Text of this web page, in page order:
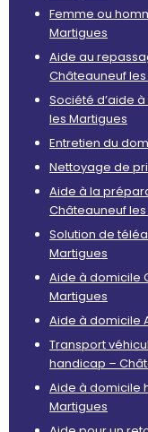
Femme ou
Martigues
Aide au
Châteauneuf
Société d’aide
les Martigues
Entretien du
Nettoyage de
Aide à la
Châteauneuf
Solution de
Martigues
Aide à domicile
Martigues
Aide à domicile
Transport
handicap –
Aide à domicile
Martigues